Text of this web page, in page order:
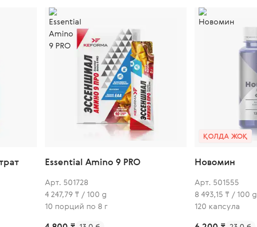
Essential Amino 9 PRO
Арт. 501728
4 247,79 ₸ / 100 g
10 порций по 8 г
ҚОЛДА ЖОҚ
Новомин
Арт. 501555
8 493,15 ₸ / 100 g
120 капсула